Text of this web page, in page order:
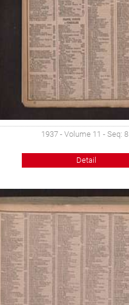
1937 - Volume 11 - Seq: 8
Detail